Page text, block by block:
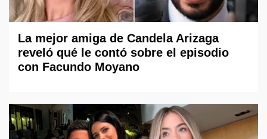
La mejor amiga de Candela Arizaga
reveló qué le contó sobre el episodio
con Facundo Moyano